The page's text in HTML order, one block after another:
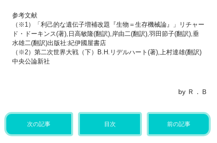
参考文献
（※1）「利己的な遺伝子増補改題『生物＝生存機械論』」リチャー
ド・ドーキンス(著),日高敏隆(翻訳),岸由二(翻訳),羽田節子(翻訳),垂
水雄二(翻訳)出版社:紀伊國屋書店
（※2）第二次世界大戦（下）B.H.リデルハート(著),上村達雄(翻訳)
中央公論新社
by Ｒ．Ｂ
次の記事 目次 前の記事